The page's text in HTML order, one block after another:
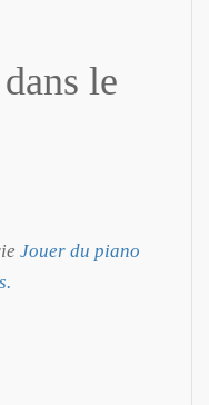
le
Jouer du piano